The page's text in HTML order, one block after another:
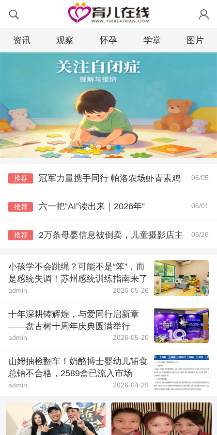
资讯 观察 怀孕 学堂 图片
06/05
推荐 冠军力量携手同行 帕洛农场虾青素鸡
06/01
推荐 六一把“AI”读出来｜2026年“
05/26
推荐 2万条母婴信息被倒卖，儿童摄影店主
小孩学不会跳绳？可能不是“笨”，而
是感统失调！苏州感统训练指南来了
admin 2026-05-26
十年深耕铸辉煌，与爱同行启新章
——盘古树十周年庆典圆满举行
admin 2026-05-20
山姆抽检翻车！奶酪博士婴幼儿辅食
总钠不合格，2589盒已流入市场
admin 2026-04-29